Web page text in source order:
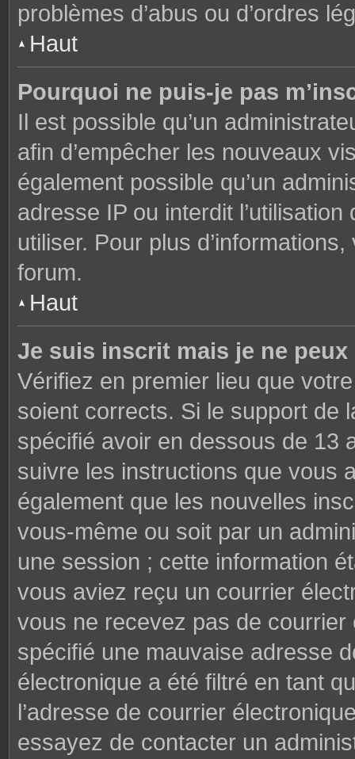
problèmes d’abus ou d’ordres
Haut
Pourquoi ne puis-je pas
Il est possible qu’un
afin d’empêcher les nouveaux
également possible qu’un
adresse IP ou interdit
utiliser. Pour plus
forum.
Haut
Je suis inscrit mais je ne
Vérifiez en premier lieu que
soient corrects. Si le support de
spécifié avoir en dessous de 13
suivre les instructions que vous
également que les nouvelles
vous-même ou soit par un
une session ; cette information
vous aviez reçu un courrier
vous ne recevez pas de
spécifié une mauvaise adresse
électronique a été filtré en tant
l’adresse de courrier
essayez de contacter un